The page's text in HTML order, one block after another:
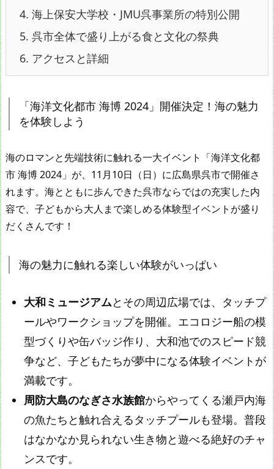
4. 海上保安大学校・JMU呉事業所の特別公開
5. 呉市全体で盛り上がる食と文化の祭典
6. アクセスと詳細
「海洋文化都市 海博 2024」開催決定！海の魅力
を体験しよう
海のロマンと先端技術に触れる一大イベント「海洋文化都
市 海博 2024」が、11月10日（日）に広島県呉市で開催さ
れます。海とともに歩んできた呉市ならではの充実した内
容で、子どもから大人まで楽しめる体験型イベントが盛り
だくさんです！
海の魅力に触れる楽しい体験がいっぱい
大和ミュージアムとその周辺広場では、タッチプ
ールやワークショップを開催。エコロジー船の模
型づくりや缶バッジ作り、大和池でのスピード競
争など、子どもたちが夢中になる体験イベントが
満載です。
周防大島のなぎさ水族館からやってくる瀬戸内海
の魚たちと触れ合えるタッチプールも登場。普段
はなかなか見られない生き物と遊べる絶好のチャ
ンスです。